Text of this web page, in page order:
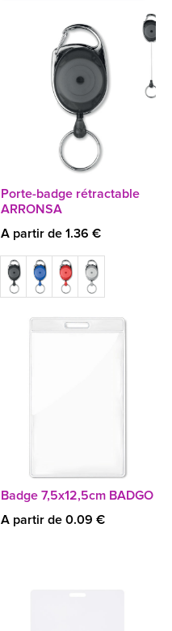
Porte-badge rétractable
ARRONSA
A partir de 1.36 €
Badge 7,5x12,5cm BADGO
A partir de 0.09 €